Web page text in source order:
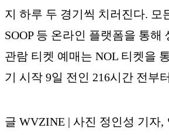
지 하루 두 경기씩 치러진다. 모
SOOP 등 온라인 플랫폼을 통해
관람 티켓 예매는 NOL 티켓을
기 시작 9일 전인 216시간 전부
글 WVZINE | 사진 정인성 기자,